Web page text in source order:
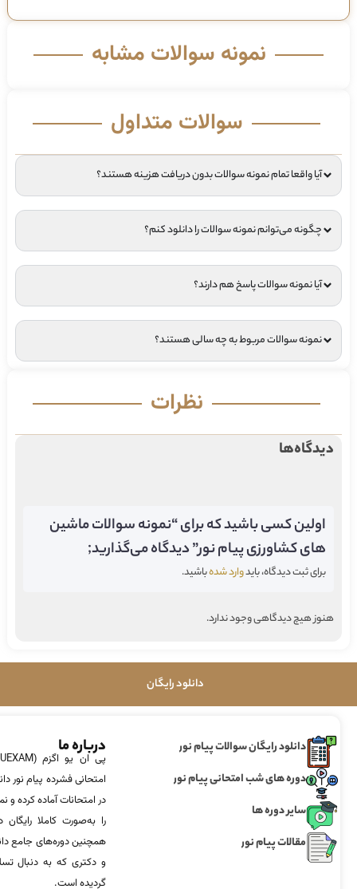
نمونه سوالات مشابه
سوالات متداول
آیا واقعا تمام نمونه سوالات بدون دریافت هزینه هستند؟
چگونه می‌توانم نمونه سوالات را دانلود کنم؟
آیا نمونه سوالات پاسخ هم دارند؟
نمونه سوالات مربوط به چه سالی هستند؟
نظرات
دیدگاه‌ها
اولین کسی باشید که برای “نمونه سوالات ماشین
های کشاورزی پیام نور” دیدگاه می‌گذارید;
برای ثبت دیدگاه، بایدوارد شدهباشید.
هنوز هیچ دیدگاهی وجود ندارد.
دانلود رایگان
دانلود رایگان سوالات پیام نور
دوره های شب امتحانی پیام نور
سایر دوره ها
مقالات پیام نور
درباره ما
امتحانی فشرده پیام نور
در امتحانات آماده‌ کرده
را به‌صورت کاملا
همچنین دوره‌های جامع
و دکتری که به دنبال
گردیده است.